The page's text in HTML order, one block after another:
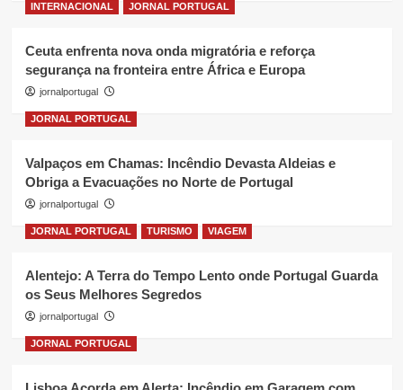
INTERNACIONAL JORNAL PORTUGAL
Ceuta enfrenta nova onda migratória e reforça
segurança na fronteira entre África e Europa
jornalportugal
JORNAL PORTUGAL
Valpaços em Chamas: Incêndio Devasta Aldeias e
Obriga a Evacuações no Norte de Portugal
jornalportugal
JORNAL PORTUGAL TURISMO VIAGEM
Alentejo: A Terra do Tempo Lento onde Portugal Guarda
os Seus Melhores Segredos
jornalportugal
JORNAL PORTUGAL